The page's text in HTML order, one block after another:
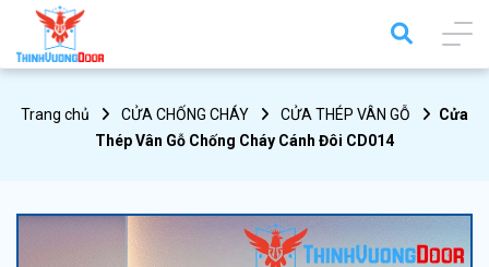
Trang chủ CỬA CHỐNG CHÁY CỬA THÉP VÂN GỖ
Cửa
Thép Vân Gỗ Chống Cháy Cánh Đôi CD014